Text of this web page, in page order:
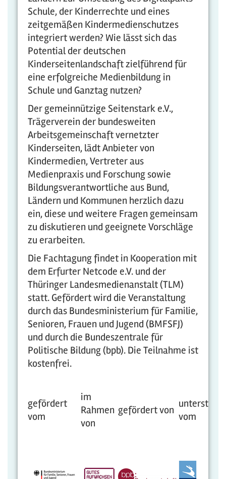
Schule, der Kinderrechte und eines
zeitgemäßen Kindermedienschutzes
integriert werden? Wie lässt sich das
Potential der deutschen
Kinderseitenlandschaft zielführend für
eine erfolgreiche Medienbildung in
Schule und Ganztag nutzen?
Der gemeinnützige Seitenstark e.V.,
Trägerverein der bundesweiten
Arbeitsgemeinschaft vernetzter
Kinderseiten, lädt Anbieter von
Kindermedien, Vertreter aus
Medienpraxis und Forschung sowie
Bildungsverantwortliche aus Bund,
Ländern und Kommunen herzlich dazu
ein, diese und weitere Fragen gemeinsam
zu diskutieren und geeignete Vorschläge
zu erarbeiten.
Die Fachtagung findet in Kooperation mit
dem Erfurter Netcode e.V. und der
Thüringer Landesmedienanstalt (TLM)
statt. Gefördert wird die Veranstaltung
durch das Bundesministerium für Familie,
Senioren, Frauen und Jugend (BMFSFJ)
und durch die Bundeszentrale für
Politische Bildung (bpb). Die Teilnahme ist
kostenfrei.
gefördert
vom
im
Rahmen
von
gefördert von
unterstützt
vom